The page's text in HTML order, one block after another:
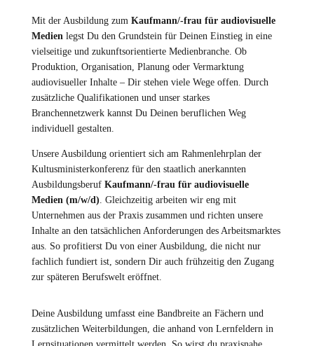
Mit der Ausbildung zum Kaufmann/-frau für audiovisuelle
Medien legst Du den Grundstein für Deinen Einstieg in eine
vielseitige und zukunftsorientierte Medienbranche. Ob
Produktion, Organisation, Planung oder Vermarktung
audiovisueller Inhalte – Dir stehen viele Wege offen. Durch
zusätzliche Qualifikationen und unser starkes
Branchennetzwerk kannst Du Deinen beruflichen Weg
individuell gestalten.
Unsere Ausbildung orientiert sich am Rahmenlehrplan der
Kultusministerkonferenz für den staatlich anerkannten
Ausbildungsberuf Kaufmann/-frau für audiovisuelle
Medien (m/w/d) . Gleichzeitig arbeiten wir eng mit
Unternehmen aus der Praxis zusammen und richten unsere
Inhalte an den tatsächlichen Anforderungen des Arbeitsmarktes
aus. So profitierst Du von einer Ausbildung, die nicht nur
fachlich fundiert ist, sondern Dir auch frühzeitig den Zugang
zur späteren Berufswelt eröffnet.
Deine Ausbildung umfasst eine Bandbreite an Fächern und
zusätzlichen Weiterbildungen, die anhand von Lernfeldern in